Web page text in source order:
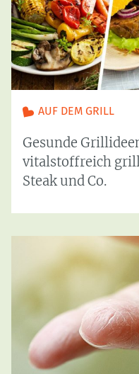
AUF DEM GRILL
Gesunde
vitalstoffreich
Steak und Co.